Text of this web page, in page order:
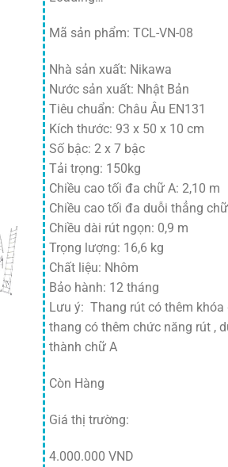
Mã sản phẩm: TCL-VN-08
Nhà sản xuất: Nikawa
Nước sản xuất: Nhật Bản
Tiêu chuẩn: Châu Âu EN131
Kích thước: 93 x 50 x 10 cm
Số bậc: 2 x 7 bậc
Tải trọng: 150kg
Chiều cao tối đa chữ A: 2,10 m
Chiều cao tối đa duỗi thẳng
Chiều dài rút ngọn: 0,9 m
Trọng lượng: 16,6 kg
Chất liệu: Nhôm
Bảo hành: 12 tháng
Lưu ý: Thang rút có thêm
thang có thêm chức năng rút ,
thành chữ A
Còn Hàng
Giá thị trường:
4.000.000 VND